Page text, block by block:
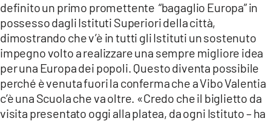
definito un primo promettente “bagaglio Europa” in
possesso dagli Istituti Superiori della città,
dimostrando che v’è in tutti gli Istituti un sostenuto
impegno volto a realizzare una sempre migliore idea
per una Europa dei popoli. Questo diventa possibile
perché è venuta fuori la conferma che a Vibo Valentia
c’è una Scuola che va oltre. «Credo che il biglietto da
visita presentato oggi alla platea, da ogni Istituto – ha